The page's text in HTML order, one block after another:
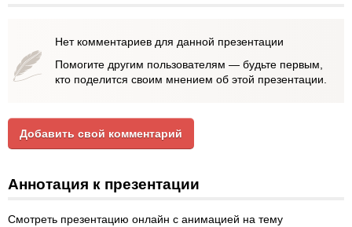
Нет комментариев для данной презентации
Помогите другим пользователям — будьте первым,
кто поделится своим мнением об этой презентации.
Добавить свой комментарий
Аннотация к презентации
Смотреть презентацию онлайн с анимацией на тему